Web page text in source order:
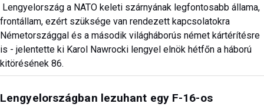
Lengyelország a NATO keleti szárnyának legfontosabb állama,
frontállam, ezért szüksége van rendezett kapcsolatokra
Németországgal és a második világháborús német kártérítésre
is - jelentette ki Karol Nawrocki lengyel elnök hétfőn a háború
kitörésének 86.
Lengyelországban lezuhant egy F-16-os